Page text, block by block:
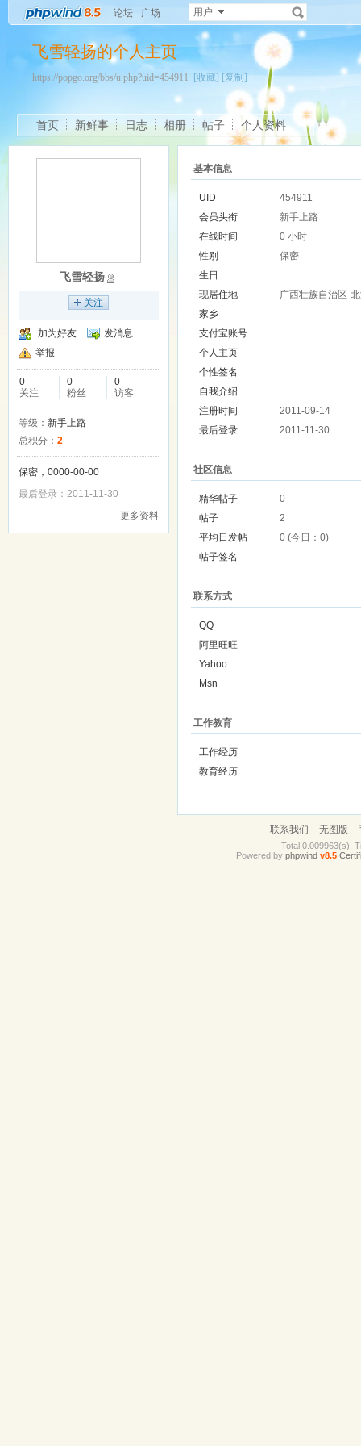
论坛 广场 用户
飞雪轻扬的个人主页
https://popgo.org/bbs/u.php?uid=454911 [收藏] [复制]
首页 新鲜事 日志 相册 帖子 个人资料
飞雪轻扬
关注
加为好友
发消息
举报
0
关注
0
粉丝
0
访客
等级： 新手上路
总积分： 2
保密，0000-00-00
最后登录：2011-11-30
更多资料
基本信息
UID
454911
会员头衔
新手上路
在线时间
0 小时
性别
保密
生日
现居住地
广西壮族自治区-
家乡
支付宝账号
个人主页
个性签名
自我介绍
注册时间
2011-09-14
最后登录
2011-11-30
社区信息
精华帖子
0
帖子
2
平均日发帖
0 (今日：0)
帖子签名
联系方式
QQ
阿里旺旺
Yahoo
Msn
工作教育
工作经历
教育经历
联系我们 无图版
Total 0.009963(s),
Powered by phpwind v8.5